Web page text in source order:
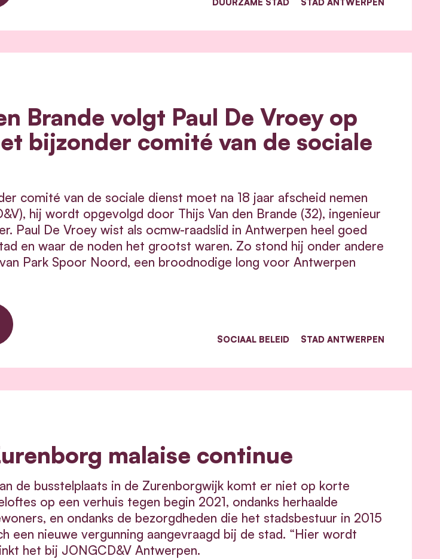
Brande volgt Paul De Vroey op
bijzonder comité van de sociale
comité van de sociale dienst moet na 18 jaar afscheid nemen
hij wordt opgevolgd door Thijs Van den Brande (32), ingenieur
Paul De Vroey wist als ocmw-raadslid in Antwerpen heel goed
en waar de noden het grootst waren. Zo stond hij onder andere
Park Spoor Noord, een broodnodige long voor Antwerpen
SOCIAAL BELEID STAD ANTWERPEN
malaise continue
de busstelplaats in de Zurenborgwijk komt er niet op korte
op een verhuis tegen begin 2021, ondanks herhaalde
en ondanks de bezorgdheden die het stadsbestuur in 2015
een nieuwe vergunning aangevraagd bij de stad. “Hier wordt
het bij JONGCD&V Antwerpen.